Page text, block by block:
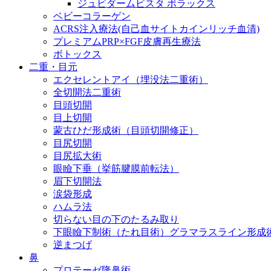
ジュビダームビスタ ボラックス
ベビーコラーゲン
ACRS注入療法(自己血サイトカインリッチ血清)
プレミアムPRP×FGF皮膚再生療法
ボトックス
二重・目元
エクセレントアイ（埋没法二重術）
全切開法二重術
目頭切開
目上切開
蒙古ひだ形成術（目頭切開修正）
目尻切開
目尻拡大術
眼瞼下垂（挙筋腱膜前転法）
眉下切開法
涙袋形成
ハムラ法
切らない目の下のたるみ取り
下眼瞼下制術（たれ目術）グラマラスライン形成
逆まつげ
鼻